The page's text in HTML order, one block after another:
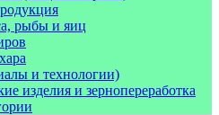
рыбы и яиц
и технологии)
изделия и зернопереработка